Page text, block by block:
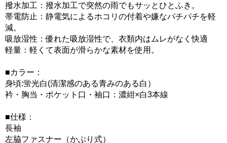
撥水加工：撥水加工で突然の雨でもサッとひとふき。
帯電防止：静電気によるホコリの付着や嫌なパチパチを軽
減。
吸放湿性：優れた吸放湿性で、衣類内はムレがなく快適
軽量：軽くて表面が滑らかな素材を使用。
■カラー：
身頃:蛍光白(清潔感のある青みのある白）
衿・胸当・ポケット口・袖口：濃紺×白3本線
■仕様：
長袖
左脇ファスナー（かぶり式）